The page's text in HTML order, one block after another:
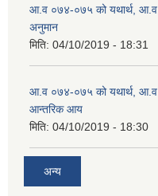
आ.व ०७४-०७५ को यथार्थ,
अनुमान
मिति: 04/10/2019 - 18:31
आ.व ०७४-०७५ को यथार्थ,
आन्तरिक आय
मिति: 04/10/2019 - 18:30
अन्य